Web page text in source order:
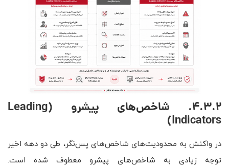
4.3.2. شاخص‌های پیشرو ( Leading
Indicators
)
در واکنش به محدودیت‌های شاخص‌های پس‌نگر، طی دو دهه اخیر
توجه زیادی به شاخص‌های پیشرو معطوف شده است.